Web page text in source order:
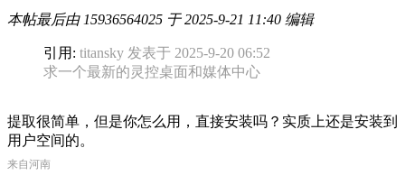
本帖最后由 15936564025 于 2025-9-21 11:40 编辑
引用: titansky 发表于 2025-9-20 06:52
求一个最新的灵控桌面和媒体中心
提取很简单，但是你怎么用，直接安装吗？实质上还是安装到
用户空间的。
来自河南